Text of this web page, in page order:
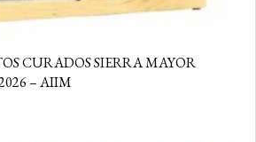
CURADOS SIERRA MAYOR
– AIIM